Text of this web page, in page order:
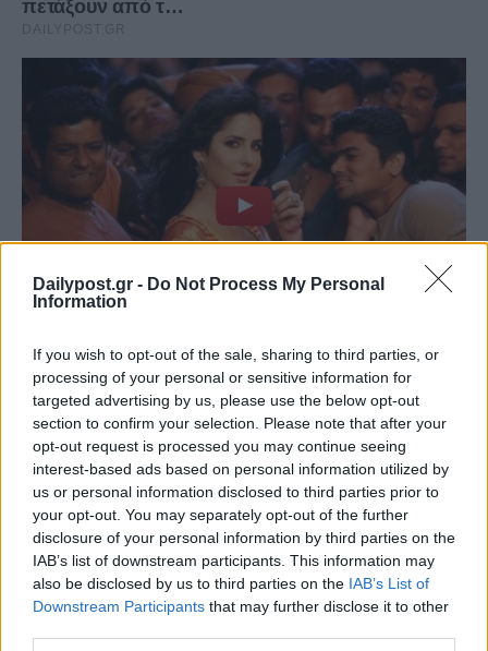
Dailypost.gr - Do Not Process My Personal
Information
If you wish to opt-out of the sale, sharing to third parties, or
processing of your personal or sensitive information for
targeted advertising by us, please use the below opt-out
section to confirm your selection. Please note that after your
opt-out request is processed you may continue seeing
interest-based ads based on personal information utilized by
us or personal information disclosed to third parties prior to
your opt-out. You may separately opt-out of the further
disclosure of your personal information by third parties on the
IAB’s list of downstream participants. This information may
also be disclosed by us to third parties on the IAB’s List of
Downstream Participants that may further disclose it to other